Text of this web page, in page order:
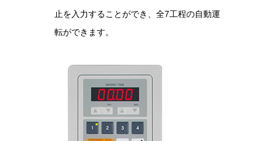
止を入力することができ、全7工程の自動運
転ができます。